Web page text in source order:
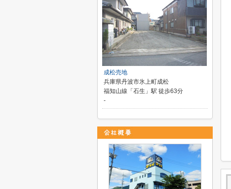
成松売地
兵庫県丹波市氷上町成松
福知山線「石生」駅 徒歩63分
-